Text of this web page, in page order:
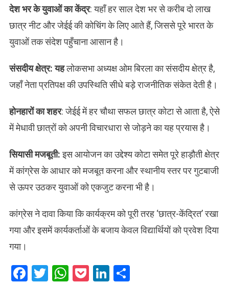
​देश भर के युवाओं का केंद्र: यहाँ हर साल देश भर से करीब दो लाख
छात्र नीट और जेईई की कोचिंग के लिए आते हैं, जिससे पूरे भारत के
युवाओं तक संदेश पहुँचाना आसान है।
​संसदीय क्षेत्र: यहलोकसभा अध्यक्ष ओम बिरला का संसदीय क्षेत्र है,
जहाँ नेता प्रतिपक्ष की उपस्थिति सीधे बड़े राजनीतिक संकेत देती है।
होनहारों का शहर: जेईई में हर चौथा सफल छात्र कोटा से आता है, ऐसे
में मेधावी छात्रों को अपनी विचारधारा से जोड़ने का यह प्रयास है।
​सियासी मजबूती:इस आयोजन का उद्देश्य कोटा समेत पूरे हाड़ौती क्षेत्र
में कांग्रेस के आधार को मजबूत करना और स्थानीय स्तर पर गुटबाजी
से ऊपर उठकर युवाओं को एकजुट करना भी है।
कांग्रेस ने दावा किया कि कार्यक्रम को पूरी तरह ‘छात्र-केंद्रित’ रखा
गया और इसमें कार्यकर्ताओं के बजाय केवल विद्यार्थियों को प्रवेश दिया
गया।
Facebook
Twitter
WhatsApp
PocketLinkedIn
Share